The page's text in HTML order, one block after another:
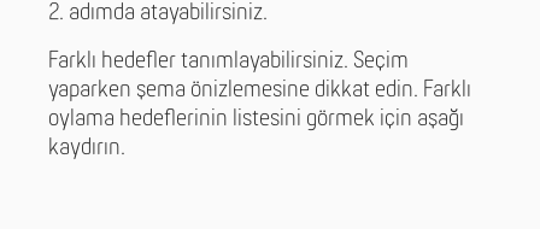
2. adımda atayabilirsiniz.
Farklı hedefler tanımlayabilirsiniz. Seçim
yaparken şema önizlemesine dikkat edin. Farklı
oylama hedeflerinin listesini görmek için aşağı
kaydırın.